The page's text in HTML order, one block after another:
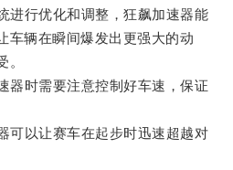
行优化和调整，狂飙加速器能
车辆在瞬间爆发出更强大的动
。
时需要注意控制好车速，保证
以让赛车在起步时迅速超越对